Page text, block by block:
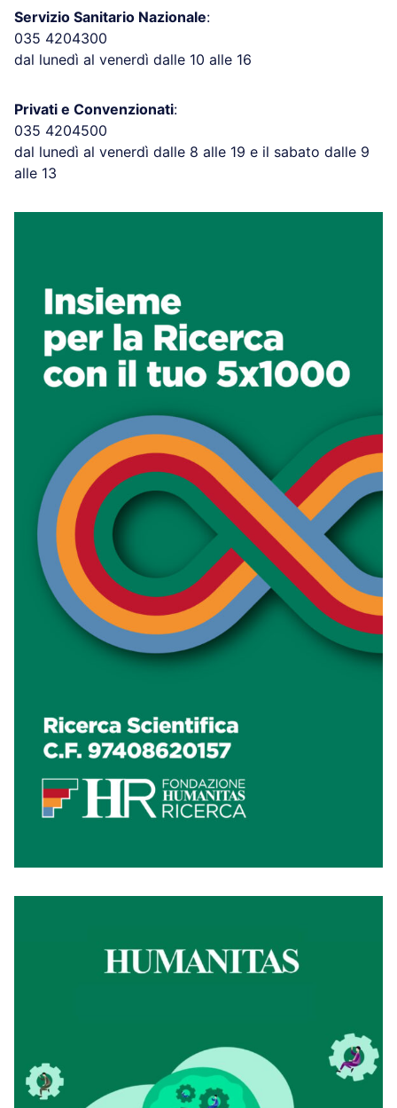
Servizio Sanitario Nazionale:
035 4204300
dal lunedì al venerdì dalle 10 alle 16
Privati e Convenzionati:
035 4204500
dal lunedì al venerdì dalle 8 alle 19 e il sabato dalle 9
alle 13